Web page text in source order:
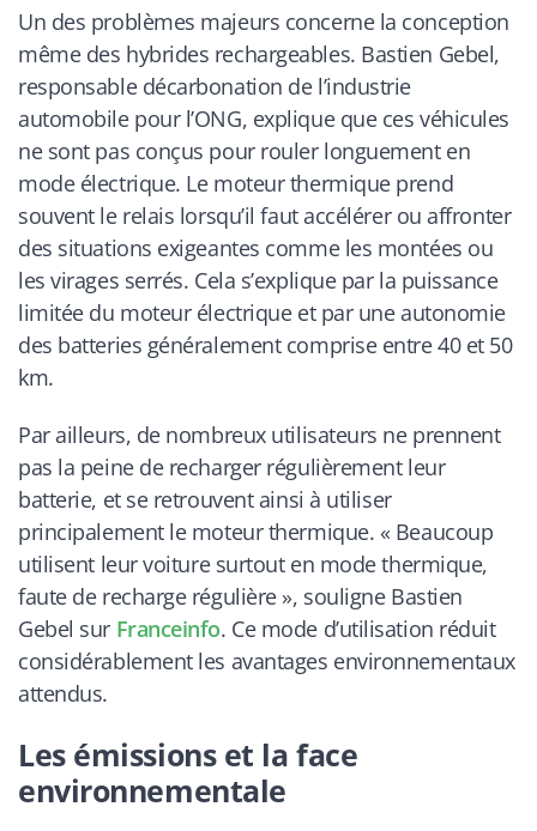
Un des problèmes majeurs concerne la conception
même des hybrides rechargeables. Bastien Gebel,
responsable décarbonation de l’industrie
automobile pour l’ONG, explique que ces véhicules
ne sont pas conçus pour rouler longuement en
mode électrique. Le moteur thermique prend
souvent le relais lorsqu’il faut accélérer ou affronter
des situations exigeantes comme les montées ou
les virages serrés. Cela s’explique par la puissance
limitée du moteur électrique et par une autonomie
des batteries généralement comprise entre 40 et 50
km.
Par ailleurs, de nombreux utilisateurs ne prennent
pas la peine de recharger régulièrement leur
batterie, et se retrouvent ainsi à utiliser
principalement le moteur thermique. « Beaucoup
utilisent leur voiture surtout en mode thermique,
faute de recharge régulière », souligne Bastien
Gebel sur Franceinfo. Ce mode d’utilisation réduit
considérablement les avantages environnementaux
attendus.
Les émissions et la face
environnementale